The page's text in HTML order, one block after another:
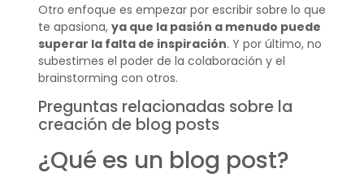
Otro enfoque es empezar por escribir sobre lo que
te apasiona, ya que la pasión a menudo puede
superar la falta de inspiración. Y por último, no
subestimes el poder de la colaboración y el
brainstorming con otros.
Preguntas relacionadas sobre la
creación de blog posts
¿Qué es un blog post?